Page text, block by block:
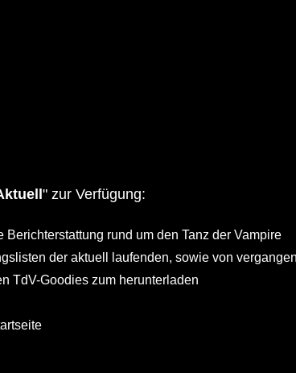
" zur Verfügung:
Berichterstattung rund um den Tanz der Vampire
der aktuell laufenden, sowie von
TdV-Goodies zum herunterladen